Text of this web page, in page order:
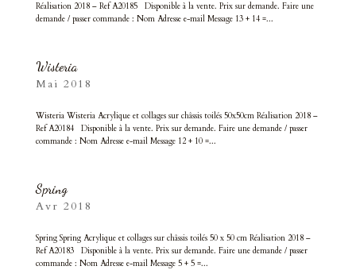
Réalisation 2018 – Ref A20185 Disponible à la vente. Prix sur demande. Faire une
demande / passer commande : Nom Adresse e-mail Message 13 + 14 =...
Wisteria
Mai 2018
Wisteria Wisteria Acrylique et collages sur châssis toilés 50x50cm Réalisation 2018 –
Ref A20184 Disponible à la vente. Prix sur demande. Faire une demande / passer
commande : Nom Adresse e-mail Message 12 + 10 =...
Spring
Avr 2018
Spring Spring Acrylique et collages sur châssis toilés 50 x 50 cm Réalisation 2018 –
Ref A20183 Disponible à la vente. Prix sur demande. Faire une demande / passer
commande : Nom Adresse e-mail Message 5 + 5 =...